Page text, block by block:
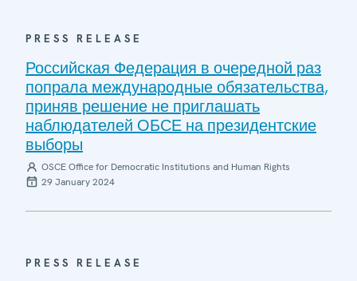
PRESS RELEASE
Российская Федерация в очередной раз
попрала международные обязательства,
приняв решение не приглашать
наблюдателей ОБСЕ на президентские
выборы
OSCE Office for Democratic Institutions and Human Rights
29 January 2024
PRESS RELEASE